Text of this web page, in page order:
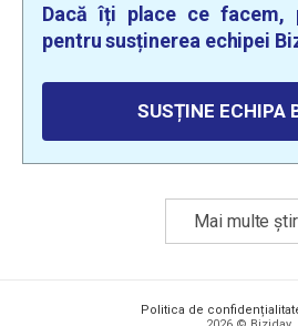
Dacă îți place ce facem,
pentru susținerea echipei
SUSȚINE ECHIPA
Mai multe
Politica de